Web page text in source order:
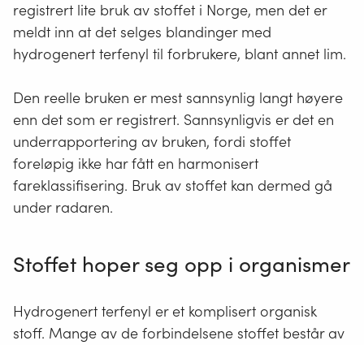
registrert lite bruk av stoffet i Norge, men det er
meldt inn at det selges blandinger med
hydrogenert terfenyl til forbrukere, blant annet lim.
Den reelle bruken er mest sannsynlig langt høyere
enn det som er registrert. Sannsynligvis er det en
underrapportering av bruken, fordi stoffet
foreløpig ikke har fått en harmonisert
fareklassifisering. Bruk av stoffet kan dermed gå
under radaren.
Stoffet hoper seg opp i organismer
Hydrogenert terfenyl er et komplisert organisk
stoff. Mange av de forbindelsene stoffet består av